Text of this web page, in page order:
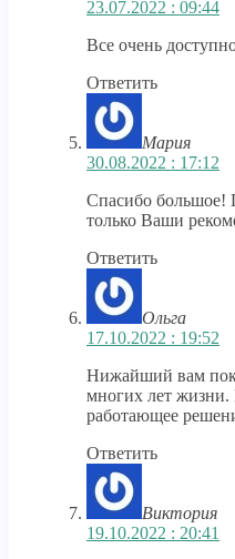
23.07.2022 : 09:44
Все очень
Ответить
Мария
30.08.2022 : 17:12
Спасибо большое!
только Ваши
Ответить
Ольга
17.10.2022 : 19:52
Нижайший вам
многих лет жизни.
работающее
Ответить
Виктория
19.10.2022 : 20:41